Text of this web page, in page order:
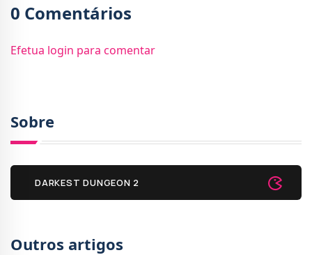
0 Comentários
Efetua login para comentar
Sobre
DARKEST DUNGEON 2
Outros artigos